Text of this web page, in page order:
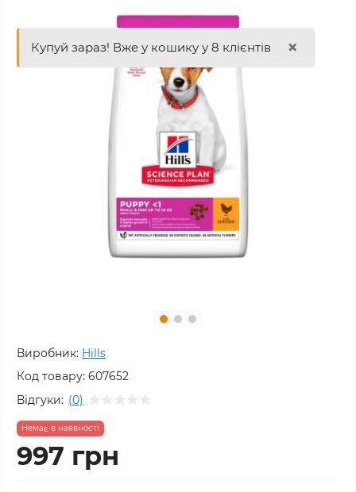
Купуй зараз! Вже у кошику у 8 клієнтів ×
Виробник: Hills
Код товару: 607652
Відгуки: (0)
Немає в наявності
997 грн